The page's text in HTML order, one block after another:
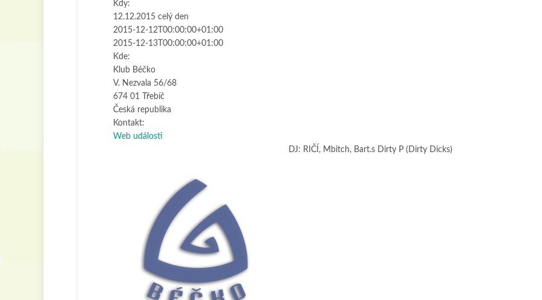
Kdy:
12.12.2015 celý den
2015-12-12T00:00:00+01:00
2015-12-13T00:00:00+01:00
Kde:
Klub Béčko
V. Nezvala 56/68
674 01 Třebíč
Česká republika
Kontakt:
Web události
DJ: RIČÍ, Mbitch, Bart.s Dirty P (Dirty Dicks)